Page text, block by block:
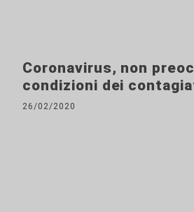
Coronavirus, non
condizioni dei
26/02/2020